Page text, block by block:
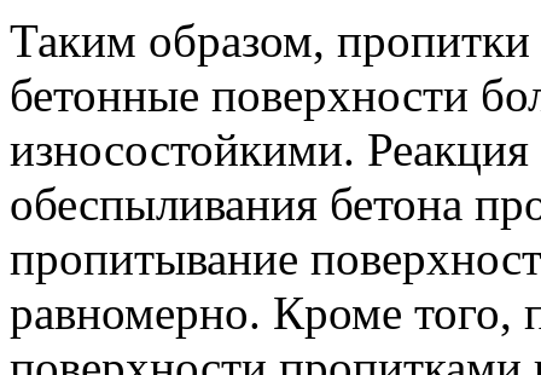
Таким образом,
бетонные поверхности
износостойкими.
обеспыливания бетона
пропитывание
равномерно. Кроме того,